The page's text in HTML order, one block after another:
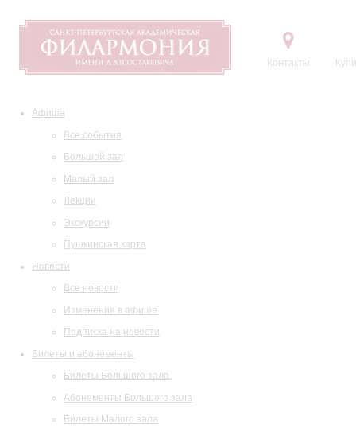
Контакты
Афиша
Все события
Большой зал
Малый зал
Лекции
Экскурсии
Пушкинская карта
Новости
Все новости
Изменения в афише
Подписка на новости
Билеты и абонементы
Билеты Большого зала
Абонементы Большого зала
Билеты Малого зала